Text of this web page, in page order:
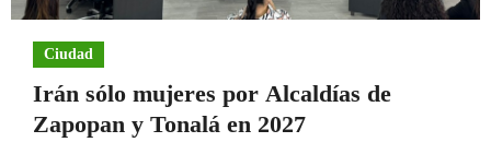
Ciudad
Irán sólo mujeres por Alcaldías de
Zapopan y Tonalá en 2027